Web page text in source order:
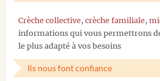
Crèche collective, crèche familiale,
informations qui vous permettrons
le plus adapté à vos besoins
Ils nous font confiance